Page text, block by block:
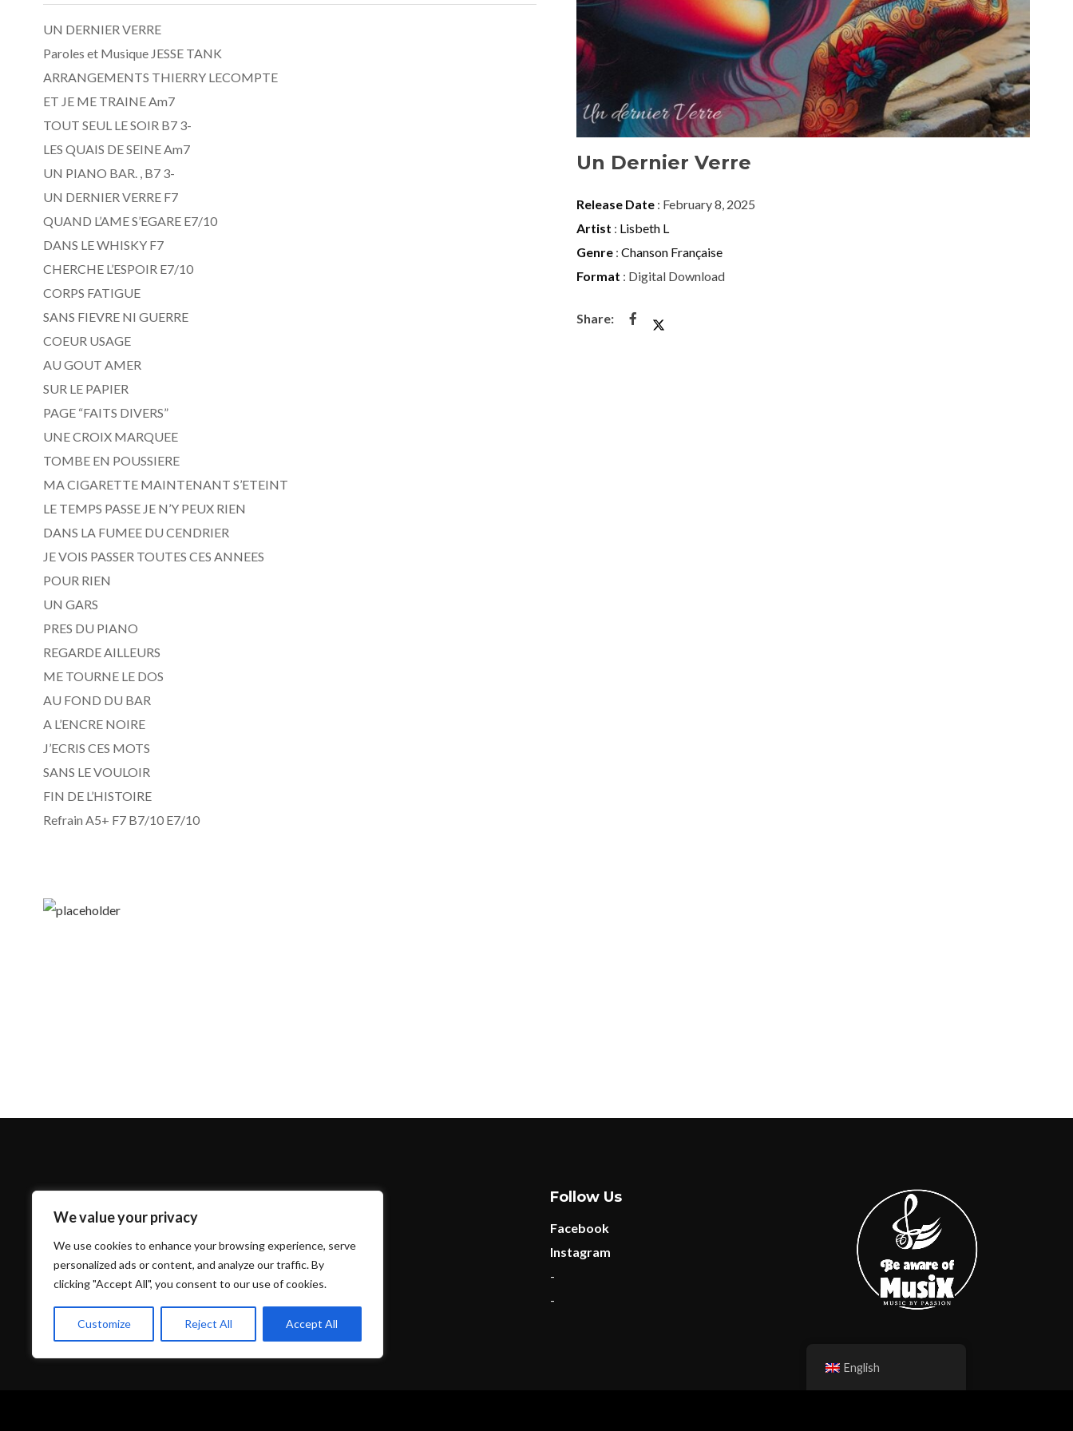
We value your privacy
We use cookies to enhance your browsing experience, serve
personalized ads or content, and analyze our traffic. By
clicking "Accept All", you consent to our use of cookies.
Customize Reject All Accept All
UN DERNIER VERRE
Paroles et Musique JESSE TANK
ARRANGEMENTS THIERRY LECOMPTE
ET JE ME TRAINE Am7
TOUT SEUL LE SOIR B7 3-
LES QUAIS DE SEINE Am7
UN PIANO BAR. , B7 3-
UN DERNIER VERRE F7
QUAND L’AME S’EGARE E7/10
DANS LE WHISKY F7
CHERCHE L’ESPOIR E7/10
CORPS FATIGUE
SANS FIEVRE NI GUERRE
COEUR USAGE
AU GOUT AMER
SUR LE PAPIER
PAGE “FAITS DIVERS”
UNE CROIX MARQUEE
TOMBE EN POUSSIERE
MA CIGARETTE MAINTENANT S’ETEINT
LE TEMPS PASSE JE N’Y PEUX RIEN
DANS LA FUMEE DU CENDRIER
JE VOIS PASSER TOUTES CES ANNEES
POUR RIEN
UN GARS
PRES DU PIANO
REGARDE AILLEURS
ME TOURNE LE DOS
AU FOND DU BAR
A L’ENCRE NOIRE
J’ECRIS CES MOTS
SANS LE VOULOIR
FIN DE L’HISTOIRE
Refrain A5+ F7 B7/10 E7/10
Un Dernier Verre
Release Date : February 8, 2025
Artist : Lisbeth L
Genre : Chanson Française
Format : Digital Download
My Account
Legal
Follow Us
Facebook
Instagram
-
-
English